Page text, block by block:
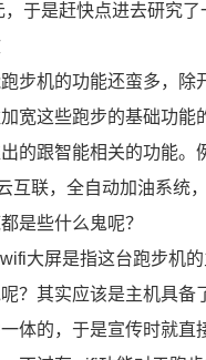
于是赶快点进去研究了
步机的功能还蛮多，除
宽这些跑步的基础功能
的跟智能相关的功能。
互联，全自动加油系统
是些什么鬼呢？
大屏是指这台跑步机
？其实应该是主机具备
体的，于是宣传时就直